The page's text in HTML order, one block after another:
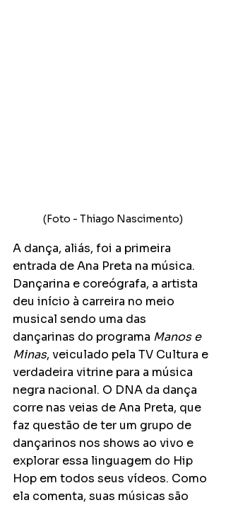
(Foto - Thiago Nascimento)
A dança, aliás, foi a primeira
entrada de Ana Preta na música.
Dançarina e coreógrafa, a artista
deu início à carreira no meio
musical sendo uma das
dançarinas do programa Manos e
Minas, veiculado pela TV Cultura e
verdadeira vitrine para a música
negra nacional. O DNA da dança
corre nas veias de Ana Preta, que
faz questão de ter um grupo de
dançarinos nos shows ao vivo e
explorar essa linguagem do Hip
Hop em todos seus vídeos. Como
ela comenta, suas músicas são